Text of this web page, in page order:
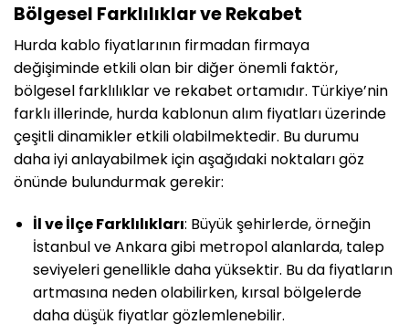
Bölgesel Farklılıklar ve Rekabet
Hurda kablo fiyatlarının firmadan firmaya
değişiminde etkili olan bir diğer önemli faktör,
bölgesel farklılıklar ve rekabet ortamıdır. Türkiye’nin
farklı illerinde, hurda kablonun alım fiyatları üzerinde
çeşitli dinamikler etkili olabilmektedir. Bu durumu
daha iyi anlayabilmek için aşağıdaki noktaları göz
önünde bulundurmak gerekir:
İl ve İlçe Farklılıkları: Büyük şehirlerde, örneğin
İstanbul ve Ankara gibi metropol alanlarda, talep
seviyeleri genellikle daha yüksektir. Bu da fiyatların
artmasına neden olabilirken, kırsal bölgelerde
daha düşük fiyatlar gözlemlenebilir.